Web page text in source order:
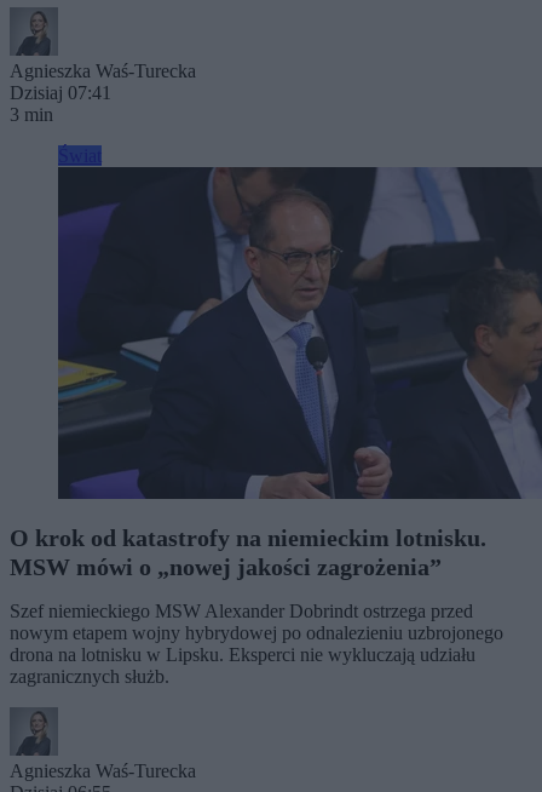
Agnieszka Waś-Turecka
Dzisiaj 07:41
3 min
O krok od katastrofy na niemieckim lotnisku.
MSW mówi o „nowej jakości zagrożenia”
Szef niemieckiego MSW Alexander Dobrindt ostrzega przed
nowym etapem wojny hybrydowej po odnalezieniu uzbrojonego
drona na lotnisku w Lipsku. Eksperci nie wykluczają udziału
zagranicznych służb.
Agnieszka Waś-Turecka